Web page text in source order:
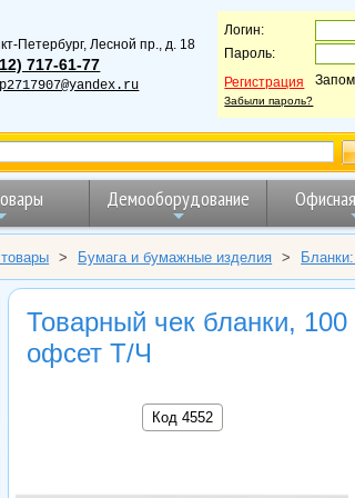
Петербург, Лесной пр., д. 18
717-61-77
Логин:
Пароль:
Регистрация
Забыли пароль?
Демооборудование
> Бумага и бумажные изделия >
Товарный чек бланки,
офсет Т/Ч
Код 4552